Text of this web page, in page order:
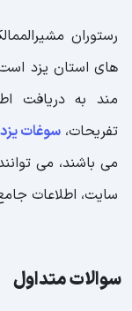
رستوران
های استان یزد است.
مند به دریافت
تفریحات، سوغات یزد
می باشند، می
سایت، اطلاعات
سوالات متداول